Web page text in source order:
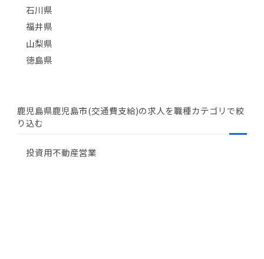
石川県
福井県
山梨県
徳島県
鹿児島県鹿児島市(交通費支給)の求人を職種カテゴリで絞
り込む
投資用不動産営業